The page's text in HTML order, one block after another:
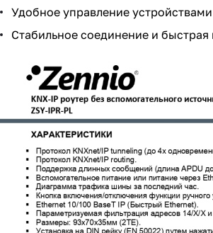
Удобное управление
Стабильное соединение и